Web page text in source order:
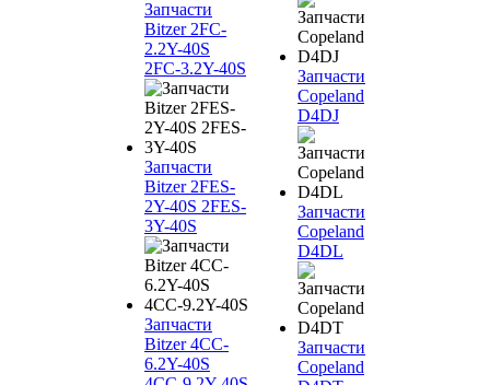
Запчасти
Bitzer 2FC-
2.2Y-40S
2FC-3.2Y-40S
Запчасти
Bitzer 2FES-
2Y-40S 2FES-
3Y-40S
Запчасти
Bitzer 4CC-
6.2Y-40S
Запчасти
Copeland
D4DJ
Запчасти
Copeland
D4DL
Запчасти
Copeland